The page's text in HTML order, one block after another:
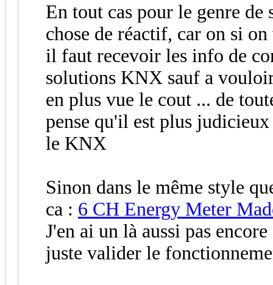
En tout cas pour le genre
chose de réactif, car on si
il faut recevoir les info de
solutions KNX sauf a
en plus vue le cout ... de
pense qu'il est plus
le KNX
Sinon dans le même style
ca : 6 CH Energy Meter
J'en ai un là aussi pas
juste valider le